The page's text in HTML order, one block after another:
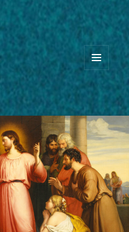
MENU
ET
WIDGETS